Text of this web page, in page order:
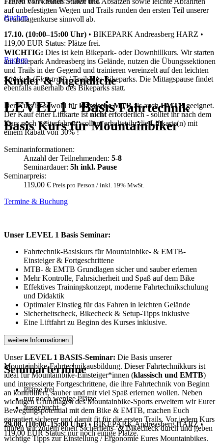
auf unbefestigten Wegen und Trails runden den ersten Teil unserer
Grundlagenkurse sinnvoll ab.
WICHTIG: Dies ist kein Bikepark- oder Downhillkurs. Wir starten
am Bikepark Andreasberg ins Gelände, nutzen die Übungssektionen
und Trails in der Gegend und trainieren vereinzelt auf den leichten
Strecken (Flowtrail) / Trails des Bikeparks. Die Mittagspause findet
ebenfalls außerhalb des Bikeparks statt.
Der Kurs ist sowohl fürklassische MTBals auchEMTBgeeignet.
Der Kauf einer Liftkarte istnichterforderlich - solltet ihr nach dem
Kurs noch weiterfahren wollen, erhaltet ihr die Liftkarte(n) mit
einem Rabatt von 30% !
Buchen
17.10. (10:00–15:00 Uhr) • BIKEPARK Andreasberg HARZ •
119,00 EUR Status: Plätze frei.
Buchen
Kinder & Jugendliche
LEVEL 1 - BasisFahrtechnik
Basis Kurs für Mountainbiker
Seminarinformationen:
Anzahl der Teilnehmenden: 5-8
Seminardauer: 5h inkl. Pause
Seminarpreis:
119,00 € Preis pro Person / inkl. 19% MwSt.
Termine & Buchung
Unser LEVEL 1 Basis Seminar:
Fahrtechnik-Basiskurs für Mountainbike- & EMTB-
Einsteiger & Fortgeschrittene
MTB- & EMTB Grundlagen sicher und sauber erlernen
Mehr Kontrolle, Fahrsicherheit und Spaß auf dem Bike
Effektives Trainingskonzept, moderne Fahrtechnikschulung
und Didaktik
Optimaler Einstieg für das Fahren in leichten Gelände
Sicherheitscheck, Bikecheck & Setup-Tipps inklusive
Eine Liftfahrt zu Beginn des Kurses inklusive.
weitere Informationen
UnserLEVEL 1 BASIS-Seminar: Die Basis unserer
Mountainbike-Fahrtechnikausbildung. Dieser Fahrtechnikkurs ist
ideal für Mountainbike-Einsteiger*innen (klassisch und EMTB)
und interessierte Fortgeschrittene, die ihre Fahrtechnik von Beginn
an kontrolliert, sauber und mit viel Spaß erlernen wollen. Neben
wichtigen Grundlagen des Mountainbike-Sports erweitern wir Eurer
Bewegungspotential mit dem Bike & EMTB, machen Euch
garantiert sicherer und damit fit für die ersten Trails. Vor jedem Kurs
führen wir zudem einen Sicherheits- & Bikecheck durch und geben
wichtige Tipps zur Einstellung / Ergonomie Eures Mountainbikes.
Seminartermine
Plätze frei
nur noch wenige Plätze
ausgebucht
29.08. (10:00–15:00 Uhr)• BIKEPARK Andreasberg HARZ•
119,00 EURStatus: nur noch einige Plätze.